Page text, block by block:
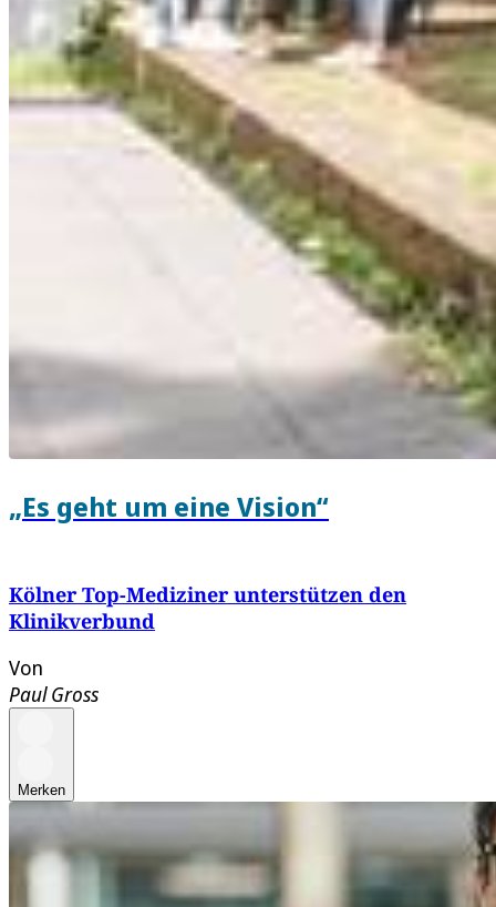
„Es geht um eine Vision“
Kölner Top-Mediziner unterstützen den
Klinikverbund
Von
Paul Gross
Merken